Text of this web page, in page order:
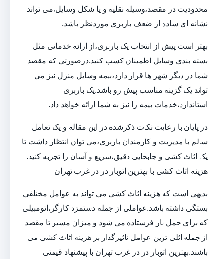
محدودیت در مقصد،وسیله نقلیه و یا شکل وسایل،می تواند
نشانه ای ساده از ضعف باربری موردنظر باشد.
بهتر است پیش از انتخاب یک باربری،از ارائه خدماتی مثل
بسته بندی وسایل اطمینان کسب کنید.درصورتی که مقصد
شما در دیگر شهر ها قرار دارد،بیمه وسایل منزل نیز می
تواند یک گزینه مناسب پیش رو باشد.یک باربری
استاندارد،خدمات بیمه را نیز به شما ارائه خواهد داد.
در پایان با رعایت نکات ذکرشده در این مقاله و یک تعامل
سالم با مدیریت و کارمندان باربری،می توان انتظار داشت تا
یک اثاث کشی و جابجایی دقیق،سریع و آسان را تجربه کنید.
هزینه اثاث کشی با بهترین اتوبار در در غرب تهران
بدیهی است که هزینه اثاث کشی می تواند به عوامل مختلفی
بستگی داشته باشد.عواملی از جمله دستمزد کارگر،اتومبیلی
که برای حمل بار فرستاده می شود و میزان مسیر تا مقصد
از جمله اثلی ترین عوامل تاثیرگذار بر هزینه اثاث کشی می
باشند.بهترین اتوبار در در غرب تهران با پیشنهاد قیمتی